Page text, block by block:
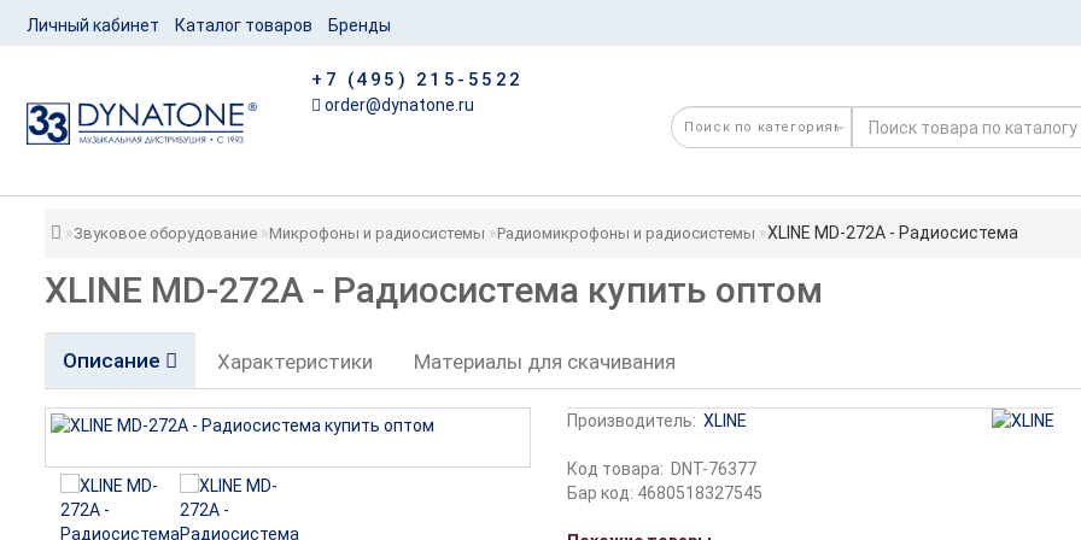
Личный кабинет Каталог товаров Бренды
+7 (495) 215-5522
order@dynatone.ru
Звуковое оборудование Микрофоны и радиосистемы Радиомикрофоны и радиосистемы XLINE MD-272A - Радиосистема
XLINE MD-272A - Радиосистема купить оптом
Описание Характеристики Материалы для скачивания
Производитель: XLINE
Код товара: DNT-76377
Бар код: 4680518327545